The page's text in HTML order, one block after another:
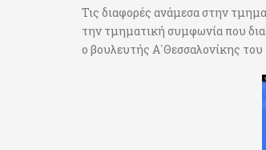
Τις διαφορές ανάμεσα στην
την τμηματική συμφωνία που
ο βουλευτής Α΄Θεσσαλονίκης